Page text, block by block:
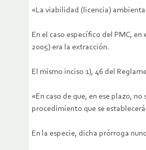
«La viabilidad (licencia)
En el caso específico del PMC,
2005) era la extracción.
El mismo inciso 1), 46 del
«En caso de que, en ese plazo,
procedimiento que se
En la especie, dicha prórroga